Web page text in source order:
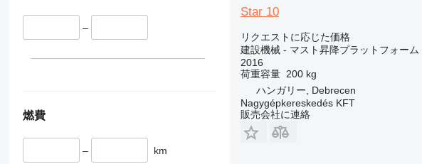
349
416
–
燃費
– km
Star 10
リクエストに応じた価格
建設機械 - マスト昇降プラットフォーム
2016
荷重容量 200 kg
ハンガリー, Debrecen
Nagygépkereskedés KFT
販売会社に連絡